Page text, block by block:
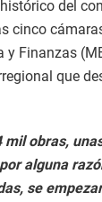
del
cinco
y Finanzas
que
mil obras,
alguna
se